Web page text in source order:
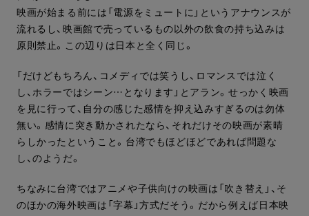
映画が始まる前には「電源をミュートに」というアナウンスが
流れるし、映画館で売っているもの以外の飲食の持ち込みは
原則禁止。この辺りは日本と全く同じ。
「だけどもちろん、コメディでは笑うし、ロマンスでは泣く
し、ホラーではシーン…となります」とアラン。せっかく映画
を見に行って、自分の感じた感情を抑え込みすぎるのは勿体
無い。感情に突き動かされたなら、それだけその映画が素晴
らしかったということ。台湾でもほどほどであれば問題な
し、のようだ。
ちなみに台湾ではアニメや子供向けの映画は「吹き替え」、そ
のほかの海外映画は「字幕」方式だそう。だから例えば日本映